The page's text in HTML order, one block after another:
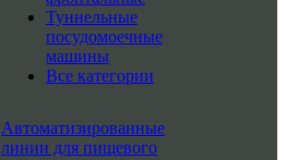
Туннельные
посудомоечные
машины
Все категории
Автоматизированные
линии для пищевого